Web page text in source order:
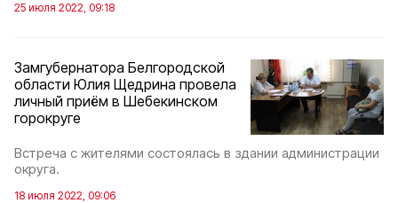
25 июля 2022, 09:18
Замгубернатора Белгородской
области Юлия Щедрина провела
личный приём в Шебекинском
горокруге
Встреча с жителями состоялась в здании администрации
округа.
18 июля 2022, 09:06